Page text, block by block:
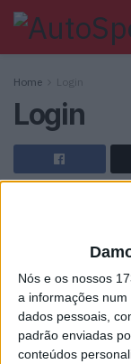
Nós e os nossos
a informações
dados pessoais,
padrão enviadas
conteúdos
Home Login
Login
Ainda não tem